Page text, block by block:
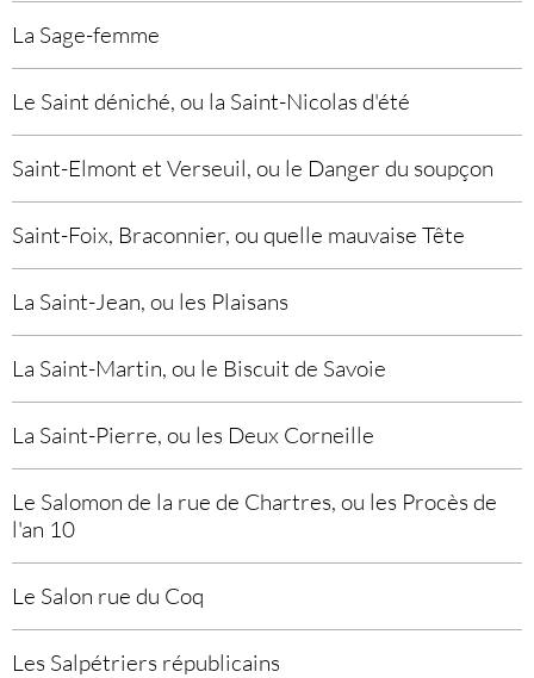
La Sage-femme
Le Saint déniché, ou la Saint-Nicolas d'été
Saint-Elmont et Verseuil, ou le Danger du soupçon
Saint-Foix, Braconnier, ou quelle mauvaise Tête
La Saint-Jean, ou les Plaisans
La Saint-Martin, ou le Biscuit de Savoie
La Saint-Pierre, ou les Deux Corneille
Le Salomon de la rue de Chartres, ou les Procès de
l'an 10
Le Salon rue du Coq
Les Salpétriers républicains